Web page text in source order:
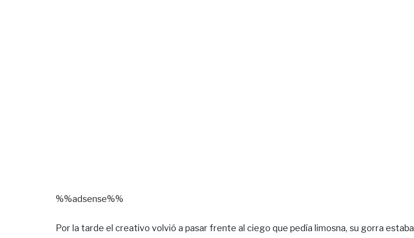
%%adsense%%
Por la tarde el creativo volvió a pasar frente al ciego que pedía limosna, su gorra estaba